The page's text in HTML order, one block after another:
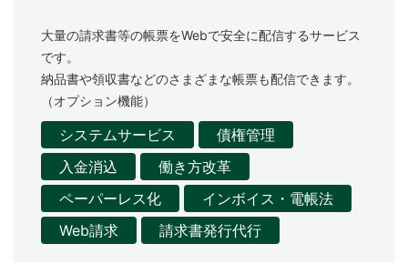
大量の請求書等の帳票をWebで安全に配信するサービス
です。
納品書や領収書などのさまざまな帳票も配信できます。
（オプション機能）
システムサービス
債権管理
入金消込
働き方改革
ペーパーレス化
インボイス・電帳法
Web請求
請求書発行代行